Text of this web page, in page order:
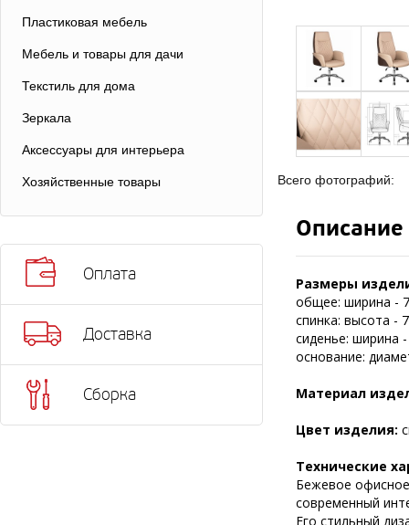
Пластиковая мебель
Мебель и товары для дачи
Текстиль для дома
Зеркала
Аксессуары для интерьера
Хозяйственные товары
Оплата
Доставка
Сборка
Всего фотографий:
Описание
Размеры
общее: ширина -
спинка: высота -
сиденье: ширина
основание:
Материал
Цвет изделия:
Технические
Бежевое офисное
современный
Его стильный